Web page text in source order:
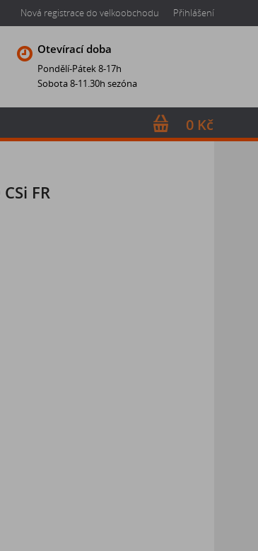
Nová registrace do velkoobchodu Přihlášení
Otevírací doba
Pondělí-Pátek 8-17h
Sobota 8-11.30h sezóna
0 Kč
FR